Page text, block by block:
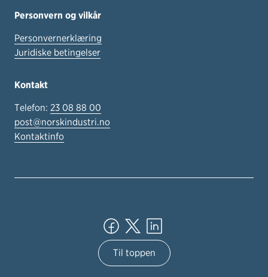
Personvern og vilkår
Personvernerklæring
Juridiske betingelser
Kontakt
Telefon: 23 08 88 00
post@norskindustri.no
Kontaktinfo
Til toppen